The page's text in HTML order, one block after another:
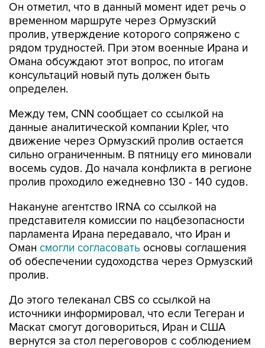
Он отметил, что в данный момент идет речь о
временном маршруте через Ормузский
пролив, утверждение которого сопряжено с
рядом трудностей. При этом военные Ирана и
Омана обсуждают этот вопрос, по итогам
консультаций новый путь должен быть
определен.
Между тем, CNN сообщает со ссылкой на
данные аналитической компании Kpler, что
движение через Ормузский пролив остается
сильно ограниченным. В пятницу его миновали
восемь судов. До начала конфликта в регионе
пролив проходило ежедневно 130 - 140 судов.
Накануне агентство IRNA со ссылкой на
представителя комиссии по нацбезопасности
парламента Ирана передавало, что Иран и
Оман смогли согласовать основы соглашения
об обеспечении судоходства через Ормузский
пролив.
До этого телеканал CBS со ссылкой на
источники информировал, что если Тегеран и
Маскат смогут договориться, Иран и США
вернутся за стол переговоров с соблюдением